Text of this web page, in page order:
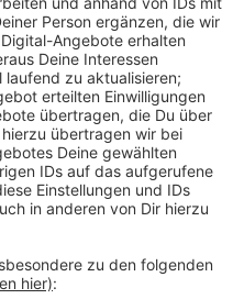
Laufenden
unserem kostenlosen
Ob Nachrichten,
Aktionen - wir